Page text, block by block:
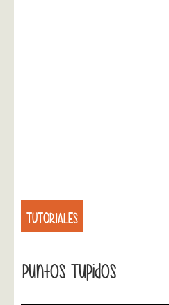
TUTORIALES
Puntos Tupidos